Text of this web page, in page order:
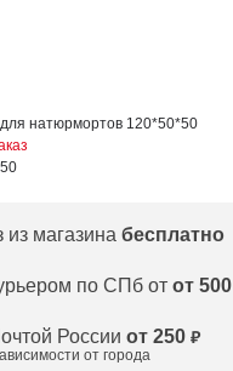
натюрмортов 120*50*50
магазина бесплатно
по СПб от от 500
России от 250 ₽
от города